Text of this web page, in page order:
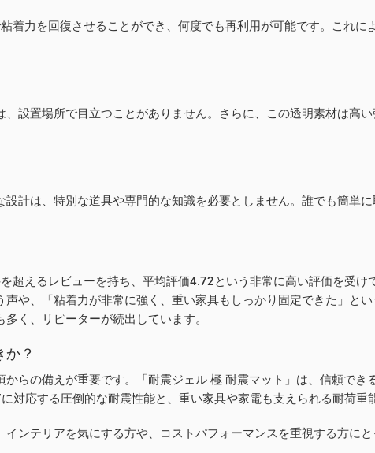
着力を回復させることができ、何度でも再利用が可能です。これ
設置場所で目立つことがありません。さらに、この透明素材は高
計は、特別な道具や専門的な知識を必要としません。誰でも簡単
超えるレビューを持ち、平均評価4.72という非常に高い評価を受
や、「粘着力が非常に強く、重い家具もしっかり固定できた」と
く、リピーターが続出しています。
か？
らの備えが重要です。「耐震ジェル 極 耐震マット」は、信頼で
対応する圧倒的な耐震性能と、重い家具や家電も支えられる耐荷重
ンテリアを気にする方や、コストパフォーマンスを重視する方にと